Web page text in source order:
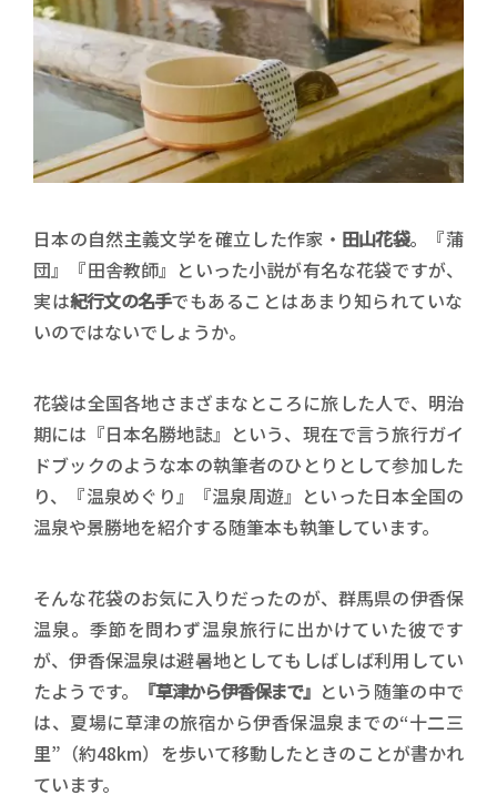
日本の自然主義文学を確立した作家・ 田山花袋。『蒲
団』『田舎教師』といった小説が有名な花袋ですが、
実は紀行文の名手でもあることはあまり知られていな
いのではないでしょうか。
花袋は全国各地さまざまなところに旅した人で、明治
期には『日本名勝地誌』という、現在で言う旅行ガイ
ドブックのような本の執筆者のひとりとして参加した
り、『温泉めぐり』『温泉周遊』といった日本全国の
温泉や景勝地を紹介する随筆本も執筆しています。
そんな花袋のお気に入りだったのが、群馬県の伊香保
温泉。季節を問わず温泉旅行に出かけていた彼です
が、伊香保温泉は避暑地としてもしばしば利用してい
たようです。
『草津から伊香保まで』 という随筆の中で
は、夏場に草津の旅宿から伊香保温泉までの“十二三
里”（約48km）を歩いて移動したときのことが書かれ
ています。